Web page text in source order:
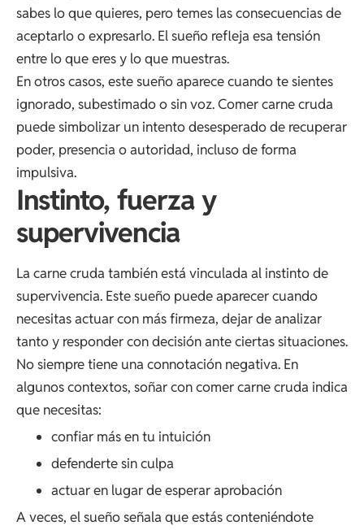
sabes lo que quieres, pero temes las consecuencias de
aceptarlo o expresarlo. El sueño refleja esa tensión
entre lo que eres y lo que muestras.
En otros casos, este sueño aparece cuando te sientes
ignorado, subestimado o sin voz. Comer carne cruda
puede simbolizar un intento desesperado de recuperar
poder, presencia o autoridad, incluso de forma
impulsiva.
Instinto, fuerza y
supervivencia
La carne cruda también está vinculada al instinto de
supervivencia. Este sueño puede aparecer cuando
necesitas actuar con más firmeza, dejar de analizar
tanto y responder con decisión ante ciertas situaciones.
No siempre tiene una connotación negativa. En
algunos contextos, soñar con comer carne cruda indica
que necesitas:
confiar más en tu intuición
defenderte sin culpa
actuar en lugar de esperar aprobación
A veces, el sueño señala que estás conteniéndote